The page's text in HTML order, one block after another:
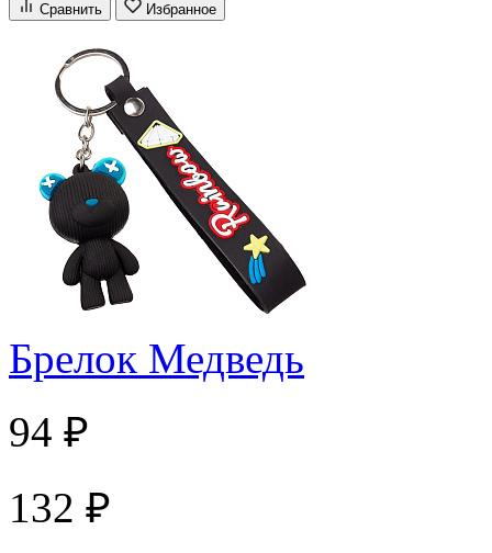
Сравнить Избранное
Брелок Медведь
94 ₽
132 ₽